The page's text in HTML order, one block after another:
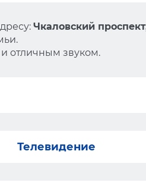
Чкаловский
отличным звуком.
Телевидение